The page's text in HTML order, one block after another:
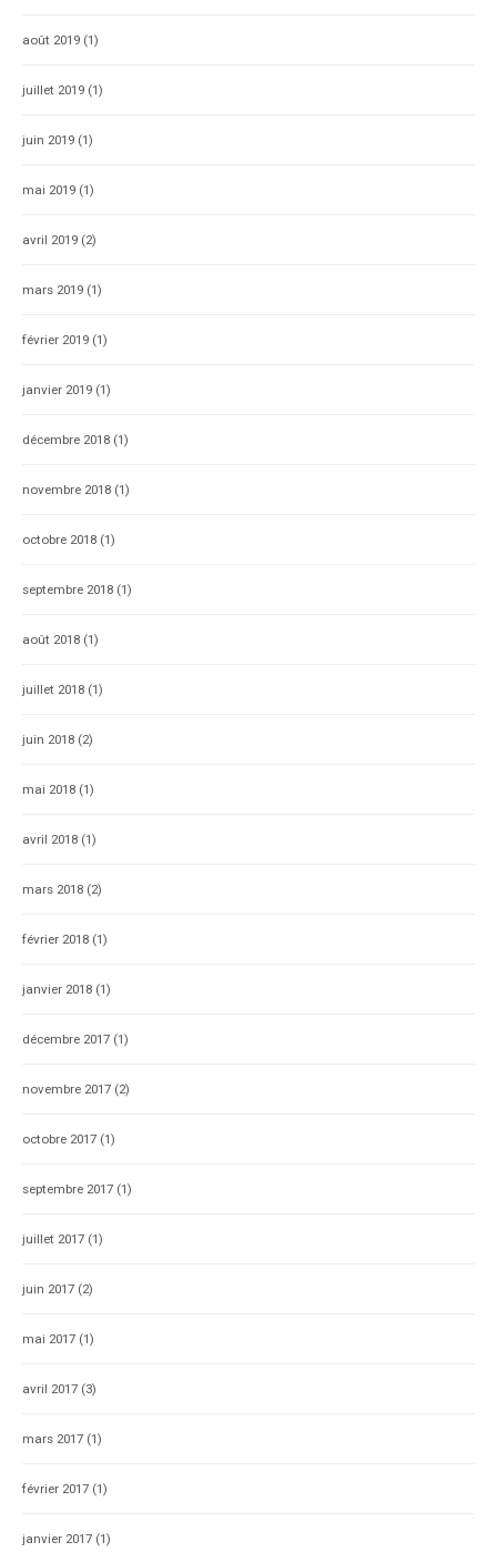
août 2019 (1)
juillet 2019 (1)
juin 2019 (1)
mai 2019 (1)
avril 2019 (2)
mars 2019 (1)
février 2019 (1)
janvier 2019 (1)
décembre 2018 (1)
novembre 2018 (1)
octobre 2018 (1)
septembre 2018 (1)
août 2018 (1)
juillet 2018 (1)
juin 2018 (2)
mai 2018 (1)
avril 2018 (1)
mars 2018 (2)
février 2018 (1)
janvier 2018 (1)
décembre 2017 (1)
novembre 2017 (2)
octobre 2017 (1)
septembre 2017 (1)
juillet 2017 (1)
juin 2017 (2)
mai 2017 (1)
avril 2017 (3)
mars 2017 (1)
février 2017 (1)
janvier 2017 (1)